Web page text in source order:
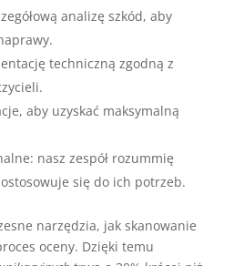
analizę szkód, aby
techniczną zgodną z
aby uzyskać maksymalną
nasz zespół rozummię
się do ich potrzeb.
narzędzia, jak skanowanie
oceny. Dzięki temu